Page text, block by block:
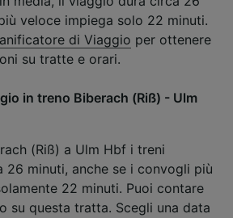
veloce impiega solo 22 minuti.
di Viaggio per ottenere
su tratte e orari.
in treno Biberach (Riß) - Ulm
(Riß) a Ulm Hbf i treni
26 minuti, anche se i convogli più
22 minuti. Puoi contare
su questa tratta. Scegli una data